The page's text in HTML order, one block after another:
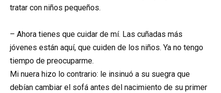
tratar con niños pequeños.
– Ahora tienes que cuidar de mí. Las cuñadas más
jóvenes están aquí, que cuiden de los niños. Ya no tengo
tiempo de preocuparme.
Mi nuera hizo lo contrario: le insinuó a su suegra que
debían cambiar el sofá antes del nacimiento de su primer